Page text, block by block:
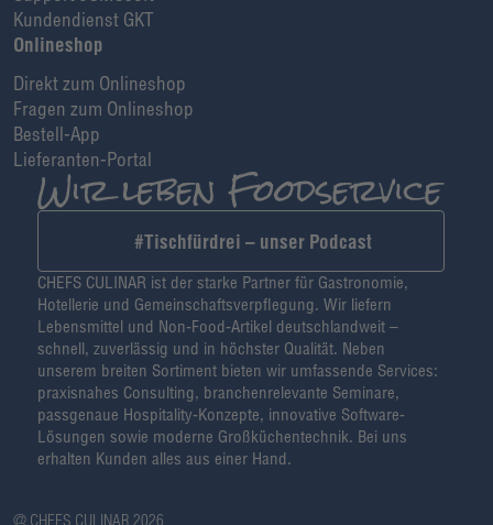
Kundendienst GKT
Onlineshop
Direkt zum Onlineshop
Fragen zum Onlineshop
Bestell-App
Lieferanten-Portal
#Tischfürdrei – unser Podcast
CHEFS CULINAR ist der starke Partner für Gastronomie,
Hotellerie und Gemeinschaftsverpflegung. Wir liefern
Lebensmittel und Non-Food-Artikel deutschlandweit –
schnell, zuverlässig und in höchster Qualität. Neben
unserem breiten Sortiment bieten wir umfassende Services:
praxisnahes Consulting, branchenrelevante Seminare,
passgenaue Hospitality-Konzepte, innovative Software-
Lösungen sowie moderne Großküchentechnik. Bei uns
erhalten Kunden alles aus einer Hand.
@ CHEFS CULINAR 2026